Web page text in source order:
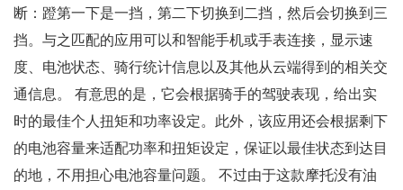
断：蹬第一下是一挡，第二下切换到二挡，然后会切换到三
挡。与之匹配的应用可以和智能手机或手表连接，显示速
度、电池状态、骑行统计信息以及其他从云端得到的相关交
通信息。 有意思的是，它会根据骑手的驾驶表现，给出实
时的最佳个人扭矩和功率设定。此外，该应用还会根据剩下
的电池容量来适配功率和扭矩设定，保证以最佳状态到达目
的地，不用担心电池容量问题。 不过由于这款摩托没有油